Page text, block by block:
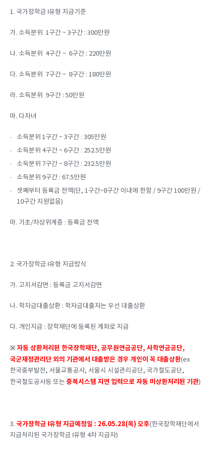
1. 국가장학금 I유형 지급기준
가. 소득분위 1구간 ~ 3구간 : 300만원
나. 소득분위 4구간 ~ 6구간 : 220만원
다. 소득분위 7구간 ~ 8구간 : 180만원
라. 소득분위 9구간 : 50만원
마. 다자녀
소득분위 1구간 ~ 3구간 : 305만원
소득분위 4구간 ~ 6구간 : 252.5만원
소득분위 7구간 ~ 8구간 : 232.5만원
소득분위 9구간 : 67.5만원
셋째부터 등록금 전액(단, 1구간~8구간 이내에 한함 / 9구간 100만원 /
10구간 지원없음)
마. 기초/차상위계층 : 등록금 전액
2. 국가장학금 I유형 지급방식
가. 고지서감면 : 등록금 고지서감면
나. 학자금대출상환 : 학자금대출자는 우선 대출상환
다. 개인지급 : 장학재단에 등록된 계좌로 지급
※자동 상환처리된 한국장학재단, 공무원연금공단, 사학연금공단,
국군재정관리단 외의 기관에서 대출받은 경우 개인이 꼭 대출상환(ex
한국중부발전, 서울교통공사, 서울시 시설관리공단, 국가철도공단,
한국철도공사등 또는 중복시스템 지연 입력으로 자동 미상환처리된 기관)
3. 국가장학금 I유형 지급예정일 : 26.05.28(목) 오후(한국장학재단에서
지급처리된 국가장학금 I유형 4차 지급자)